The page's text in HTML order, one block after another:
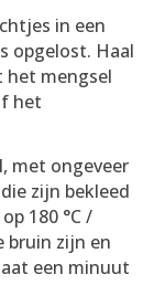
in een
opgelost. Haal
het mengsel
het
met ongeveer
zijn bekleed
180 °C /
bruin zijn en
een minuut